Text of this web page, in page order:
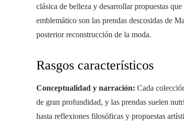
clásica de belleza y desarrollar propuestas
emblemático son las prendas descosidas de
posterior reconstrucción de la moda.
Rasgos característicos
Conceptualidad y narración: Cada
de gran profundidad, y las prendas suelen
hasta reflexiones filosóficas y propuestas